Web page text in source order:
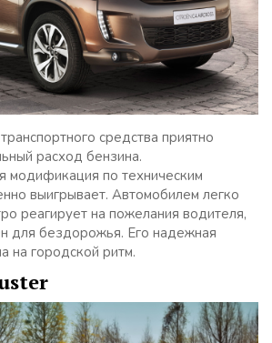
средства приятно
расход бензина.
модификация по техническим
выигрывает. Автомобилем легко
реагирует на пожелания водителя,
для бездорожья. Его надежная
на городской ритм.